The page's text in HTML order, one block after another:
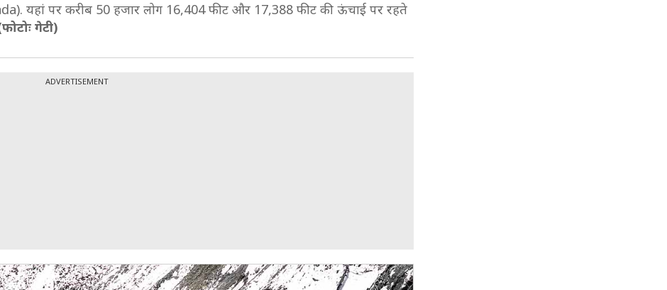
यहां पर करीब 50 हजार लोग 16,404 फीट और 17,388 फीट की ऊंचाई पर रहते
गेटी)
ADVERTISEMENT